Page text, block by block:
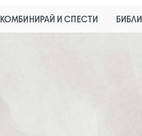
КОМБИНИРАЙ И СПЕСТИ